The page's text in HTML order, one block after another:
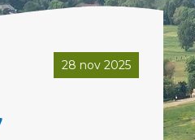
28 nov 2025